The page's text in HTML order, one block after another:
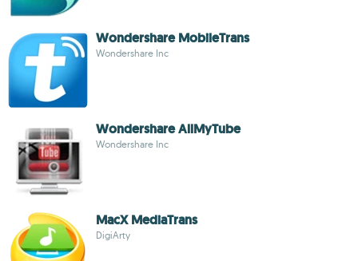
Wondershare MobileTrans
Wondershare Inc
Wondershare AllMyTube
Wondershare Inc
MacX MediaTrans
DigiArty